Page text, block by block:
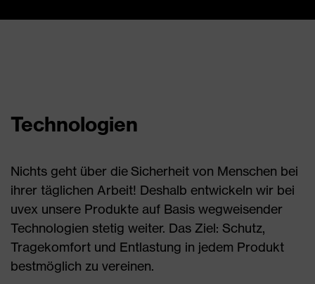
Technologien
Nichts geht über die Sicherheit von Menschen bei
ihrer täglichen Arbeit! Deshalb entwickeln wir bei
uvex unsere Produkte auf Basis wegweisender
Technologien stetig weiter. Das Ziel: Schutz,
Tragekomfort und Entlastung in jedem Produkt
bestmöglich zu vereinen.